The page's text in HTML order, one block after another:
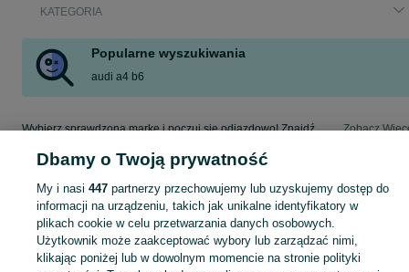
KATEGORIA
Popularne wyszukiwania
audi a4 b6
Wybierz sprawdzoną markę i poczuj się odjazdowo! Znajdź wymarzony samochód w kategorii Audi na OLX - Gorlice i okolice! Zobacz
Mapa kategorii
Mapa miejscowości
Mapa ministron
Popularne wyszukiwania
Dbamy o Twoją prywatność
My i nasi 447partnerzy przechowujemy lub uzyskujemy dostęp do
informacji na urządzeniu, takich jak unikalne identyfikatory w
plikach cookie w celu przetwarzania danych osobowych.
Użytkownik może zaakceptować wybory lub zarządzać nimi,
klikając poniżej lub w dowolnym momencie na stronie polityki